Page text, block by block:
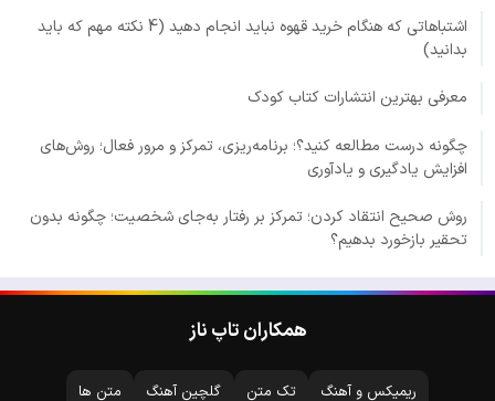
اشتباهاتی که هنگام خرید قهوه نباید انجام دهید (4 نکته مهم که باید
بدانید)
معرفی بهترین انتشارات کتاب کودک
چگونه درست مطالعه کنید؟؛ برنامه‌ریزی، تمرکز و مرور فعال؛ روش‌های
افزایش یادگیری و یادآوری
روش صحیح انتقاد کردن؛ تمرکز بر رفتار به‌جای شخصیت؛ چگونه بدون
تحقیر بازخورد بدهیم؟
همکاران تاپ ناز
ریمیکس و آهنگ تک متن گلچین آهنگ متن ها